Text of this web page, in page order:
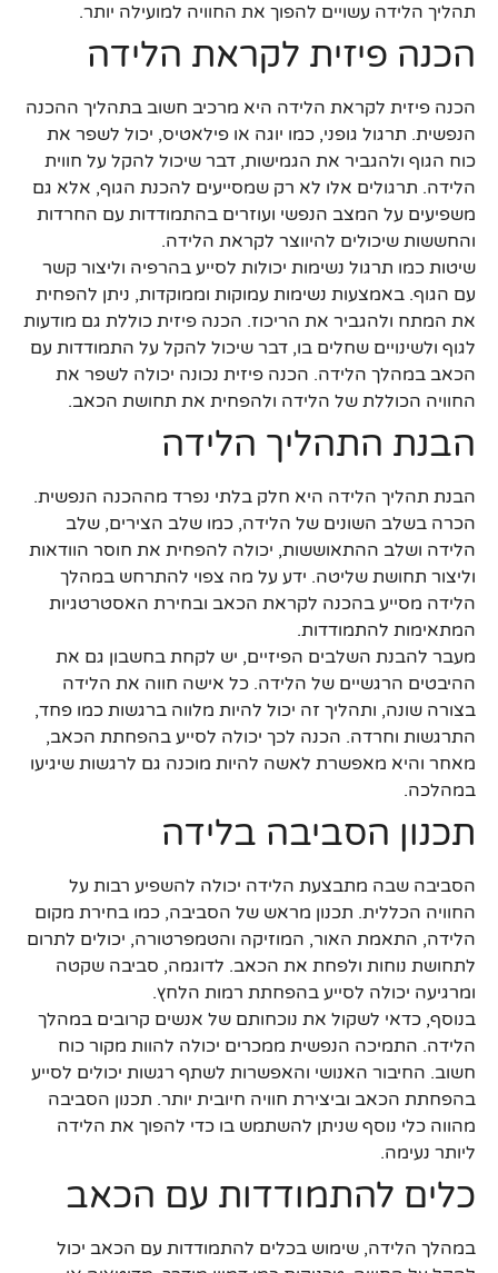
תהליך הלידה עשויים להפוך את החוויה למועילה יותר.
הכנה פיזית לקראת הלידה
הכנה פיזית לקראת הלידה היא מרכיב חשוב בתהליך ההכנה
הנפשית. תרגול גופני, כמו יוגה או פילאטיס, יכול לשפר את
כוח הגוף ולהגביר את הגמישות, דבר שיכול להקל על חווית
הלידה. תרגולים אלו לא רק שמסייעים להכנת הגוף, אלא גם
משפיעים על המצב הנפשי ועוזרים בהתמודדות עם החרדות
והחששות שיכולים להיווצר לקראת הלידה.
שיטות כמו תרגול נשימות יכולות לסייע בהרפיה וליצור קשר
עם הגוף. באמצעות נשימות עמוקות וממוקדות, ניתן להפחית
את המתח ולהגביר את הריכוז. הכנה פיזית כוללת גם מודעות
לגוף ולשינויים שחלים בו, דבר שיכול להקל על התמודדות עם
הכאב במהלך הלידה. הכנה פיזית נכונה יכולה לשפר את
החוויה הכוללת של הלידה ולהפחית את תחושת הכאב.
הבנת התהליך הלידה
הבנת תהליך הלידה היא חלק בלתי נפרד מההכנה הנפשית.
הכרה בשלב השונים של הלידה, כמו שלב הצירים, שלב
הלידה ושלב ההתאוששות, יכולה להפחית את חוסר הוודאות
וליצור תחושת שליטה. ידע על מה צפוי להתרחש במהלך
הלידה מסייע בהכנה לקראת הכאב ובחירת האסטרטגיות
המתאימות להתמודדות.
מעבר להבנת השלבים הפיזיים, יש לקחת בחשבון גם את
ההיבטים הרגשיים של הלידה. כל אישה חווה את הלידה
בצורה שונה, ותהליך זה יכול להיות מלווה ברגשות כמו פחד,
התרגשות וחרדה. הכנה לכך יכולה לסייע בהפחתת הכאב,
מאחר והיא מאפשרת לאשה להיות מוכנה גם לרגשות שיגיעו
במהלכה.
תכנון הסביבה בלידה
הסביבה שבה מתבצעת הלידה יכולה להשפיע רבות על
החוויה הכללית. תכנון מראש של הסביבה, כמו בחירת מקום
הלידה, התאמת האור, המוזיקה והטמפרטורה, יכולים לתרום
לתחושת נוחות ולפחת את הכאב. לדוגמה, סביבה שקטה
ומרגיעה יכולה לסייע בהפחתת רמות הלחץ.
בנוסף, כדאי לשקול את נוכחותם של אנשים קרובים במהלך
הלידה. התמיכה הנפשית ממכרים יכולה להוות מקור כוח
חשוב. החיבור האנושי והאפשרות לשתף רגשות יכולים לסייע
בהפחתת הכאב וביצירת חוויה חיובית יותר. תכנון הסביבה
מהווה כלי נוסף שניתן להשתמש בו כדי להפוך את הלידה
ליותר נעימה.
כלים להתמודדות עם הכאב
במהלך הלידה, שימוש בכלים להתמודדות עם הכאב יכול